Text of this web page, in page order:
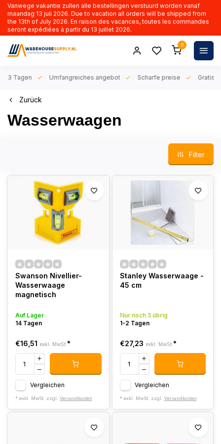
Vanwege vakantie zullen alle bestellingen verstuurd worden vanaf
maandag 13 juli 2026. Due to vacation all orders will be shipped from
the 13th of July 2026. En raison des vacances, toutes les commandes
seront expédiées à partir du 13 juillet 2026.
0
3 Tagen Umfangreiches angebot Scharfe preise Gratis
Zurück
Wasserwaagen
Filter
Swanson Nivellier-
Wasserwaage
magnetisch
Auf Lager
14 Tagen
€16,51 exkl. MwSt. *
Vergleichen
* exkl. MwSt. zzgl. Versandkosten
Stanley Wasserwaage -
45 cm
Nur noch 3 übrig
1-2 Tagen
€27,23 exkl. MwSt. *
Vergleichen
* exkl. MwSt. zzgl. Versandkosten